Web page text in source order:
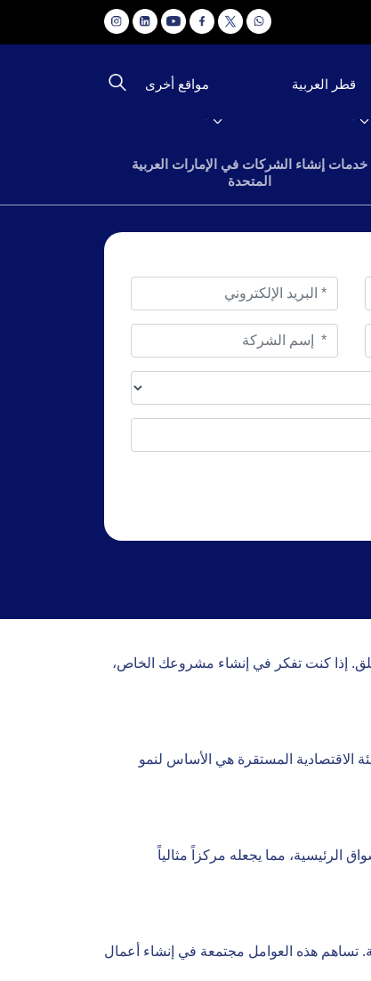
قطر العربية مواقع أخرى
خدمات إنشاء الشركات في الإمارات العربية
المتحدة
إذا كنت تفكر في إنشاء مشروعك الخاص،
الاقتصادية المستقرة هي الأساس لنمو
الرئيسية، مما يجعله مركزاً مثالياً
تساهم هذه العوامل مجتمعة في إنشاء أعمال